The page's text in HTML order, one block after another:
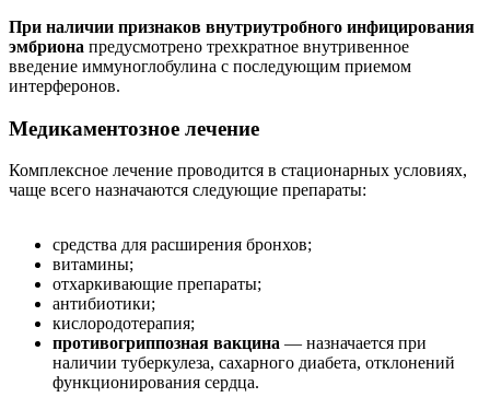
При наличии признаков внутриутробного инфицирования
эмбриона предусмотрено трехкратное внутривенное
введение иммуноглобулина с последующим приемом
интерферонов.
Медикаментозное лечение
Комплексное лечение проводится в стационарных условиях,
чаще всего назначаются следующие препараты:
средства для расширения бронхов;
витамины;
отхаркивающие препараты;
антибиотики;
кислородотерапия;
противогриппозная вакцина — назначается при
наличии туберкулеза, сахарного диабета, отклонений
функционирования сердца.